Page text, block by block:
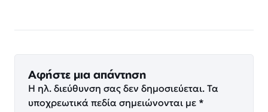
Αφήστε μια απάντηση
Η ηλ. διεύθυνση σας δεν δημοσιεύεται. Τα
υποχρεωτικά πεδία σημειώνονται με *